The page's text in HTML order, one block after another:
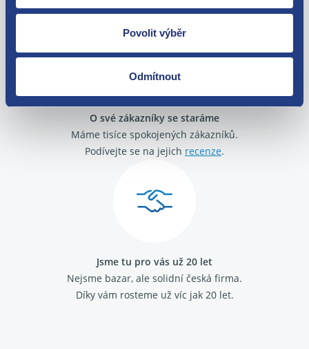
Povolit výběr
Odmítnout
zakoupení. Nebo vám pošleme náhradu.
O své zákazníky se staráme
Máme tisíce spokojených zákazníků.
Podívejte se na jejich recenze.
Jsme tu pro vás už 20 let
Nejsme bazar, ale solidní česká firma.
Díky vám rosteme už víc jak 20 let.